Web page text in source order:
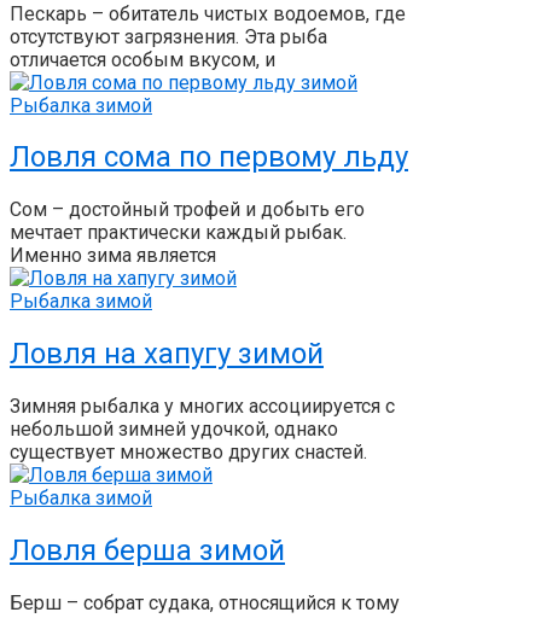
Пескарь – обитатель чистых водоемов, где
отсутствуют загрязнения. Эта рыба
отличается особым вкусом, и
Рыбалка зимой
Ловля сома по первому льду
Сом – достойный трофей и добыть его
мечтает практически каждый рыбак.
Именно зима является
Рыбалка зимой
Ловля на хапугу зимой
Зимняя рыбалка у многих ассоциируется с
небольшой зимней удочкой, однако
существует множество других снастей.
Рыбалка зимой
Ловля берша зимой
Берш – собрат судака, относящийся к тому